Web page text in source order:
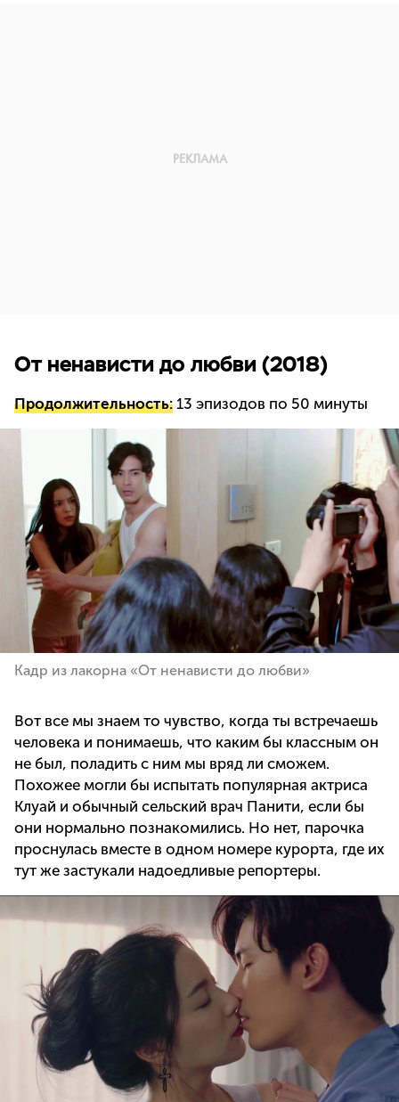
От ненависти до любви (2018)
Продолжительность: 13 эпизодов по 50 минуты
Кадр из лакорна «От ненависти до любви»
Вот все мы знаем то чувство, когда ты встречаешь
человека и понимаешь, что каким бы классным он
не был, поладить с ним мы вряд ли сможем.
Похожее могли бы испытать популярная актриса
Клуай и обычный сельский врач Панити, если бы
они нормально познакомились. Но нет, парочка
проснулась вместе в одном номере курорта, где их
тут же застукали надоедливые репортеры.